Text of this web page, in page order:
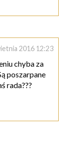
2016 12:23
chyba za
poszarpane
rada???